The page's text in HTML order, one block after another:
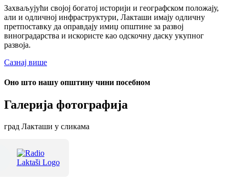
Захваљујући својој богатој историји и географском положају,
али и одличној инфраструктури, Лакташи имају одличну
претпоставку да оправдају имиџ општине за развој
виноградарства и искористе као одскочну даску укупног
развоја.
Сазнај више
Оно што нашу општину чини посебном
Галерија фотографија
град Лакташи у сликама
Терме Лакташи